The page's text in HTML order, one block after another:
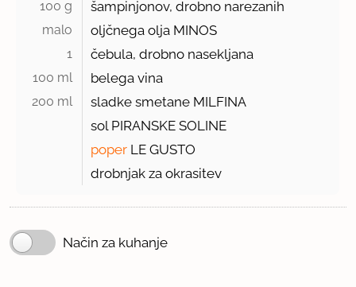
100 g šampinjonov, drobno narezanih
malo oljčnega olja MINOS
1 čebula, drobno nasekljana
100 ml belega vina
200 ml
sladke smetane MILFINA
sol PIRANSKE SOLINE
poper LE GUSTO
drobnjak za okrasitev
Način za kuhanje